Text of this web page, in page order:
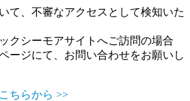
て、不審なアクセスとして検知いた
クシーモアサイトへご訪問の場合
ージにて、お問い合わせをお願いし
ちらから >>